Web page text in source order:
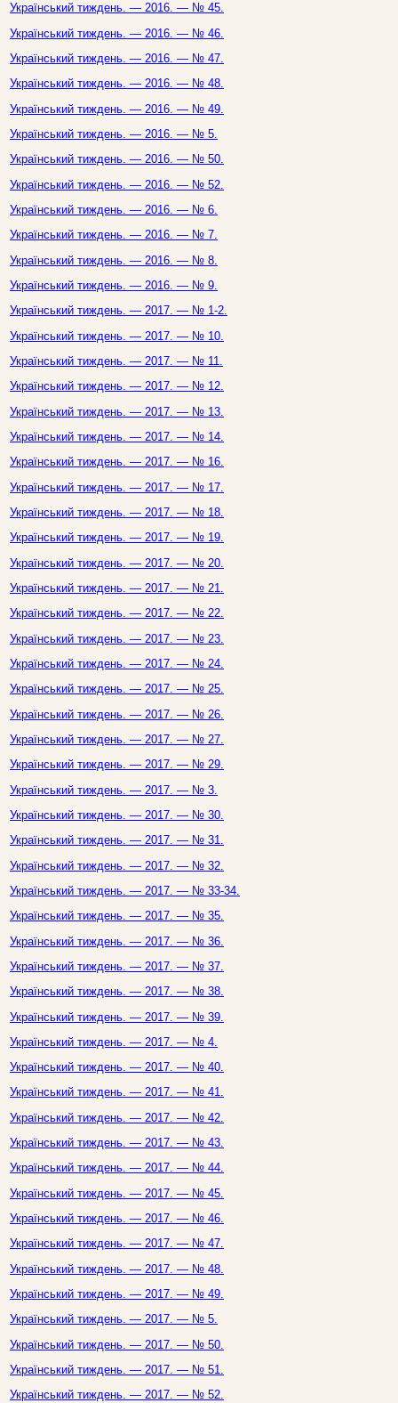
Український тиждень. — 2016. — № 45.
Український тиждень. — 2016. — № 46.
Український тиждень. — 2016. — № 47.
Український тиждень. — 2016. — № 48.
Український тиждень. — 2016. — № 49.
Український тиждень. — 2016. — № 5.
Український тиждень. — 2016. — № 50.
Український тиждень. — 2016. — № 52.
Український тиждень. — 2016. — № 6.
Український тиждень. — 2016. — № 7.
Український тиждень. — 2016. — № 8.
Український тиждень. — 2016. — № 9.
Український тиждень. — 2017. — № 1-2.
Український тиждень. — 2017. — № 10.
Український тиждень. — 2017. — № 11.
Український тиждень. — 2017. — № 12.
Український тиждень. — 2017. — № 13.
Український тиждень. — 2017. — № 14.
Український тиждень. — 2017. — № 16.
Український тиждень. — 2017. — № 17.
Український тиждень. — 2017. — № 18.
Український тиждень. — 2017. — № 19.
Український тиждень. — 2017. — № 20.
Український тиждень. — 2017. — № 21.
Український тиждень. — 2017. — № 22.
Український тиждень. — 2017. — № 23.
Український тиждень. — 2017. — № 24.
Український тиждень. — 2017. — № 25.
Український тиждень. — 2017. — № 26.
Український тиждень. — 2017. — № 27.
Український тиждень. — 2017. — № 29.
Український тиждень. — 2017. — № 3.
Український тиждень. — 2017. — № 30.
Український тиждень. — 2017. — № 31.
Український тиждень. — 2017. — № 32.
Український тиждень. — 2017. — № 33-34.
Український тиждень. — 2017. — № 35.
Український тиждень. — 2017. — № 36.
Український тиждень. — 2017. — № 37.
Український тиждень. — 2017. — № 38.
Український тиждень. — 2017. — № 39.
Український тиждень. — 2017. — № 4.
Український тиждень. — 2017. — № 40.
Український тиждень. — 2017. — № 41.
Український тиждень. — 2017. — № 42.
Український тиждень. — 2017. — № 43.
Український тиждень. — 2017. — № 44.
Український тиждень. — 2017. — № 45.
Український тиждень. — 2017. — № 46.
Український тиждень. — 2017. — № 47.
Український тиждень. — 2017. — № 48.
Український тиждень. — 2017. — № 49.
Український тиждень. — 2017. — № 5.
Український тиждень. — 2017. — № 50.
Український тиждень. — 2017. — № 51.
Український тиждень. — 2017. — № 52.